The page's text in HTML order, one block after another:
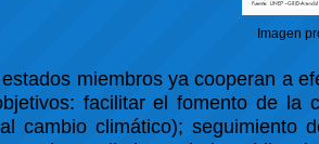
Imagen
miembros ya cooperan a
facilitar el fomento de la
cambio climático); seguimiento